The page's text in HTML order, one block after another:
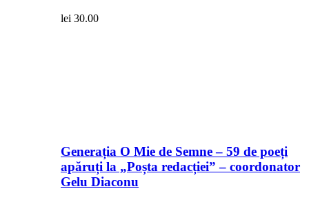
lei 30.00
Generația O Mie de Semne – 59 de poeți
apăruți la „Poșta redacției” – coordonator
Gelu Diaconu